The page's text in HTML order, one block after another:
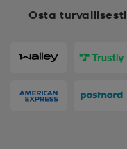
Osta turvallisesti